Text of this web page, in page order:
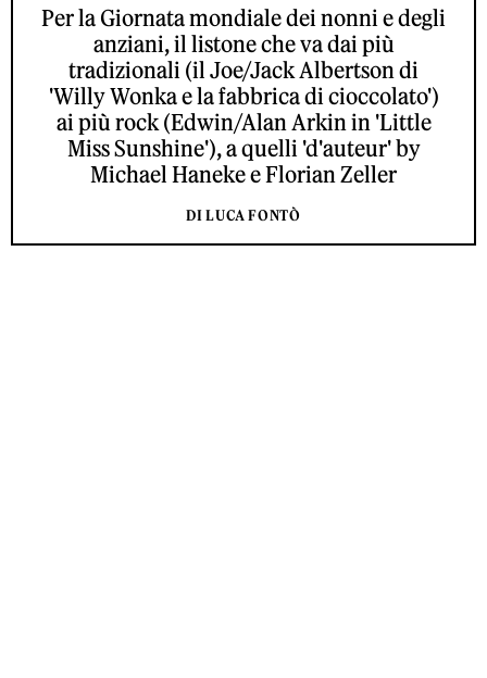
Per la Giornata mondiale dei nonni e degli
anziani, il listone che va dai più
tradizionali (il Joe/Jack Albertson di
'Willy Wonka e la fabbrica di cioccolato')
ai più rock (Edwin/Alan Arkin in 'Little
Miss Sunshine'), a quelli 'd'auteur' by
Michael Haneke e Florian Zeller
DI LUCA FONTÒ